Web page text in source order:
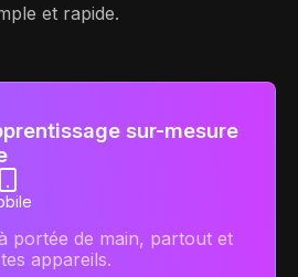
et rapide.
sur-mesure
portée de main, partout et
appareils.